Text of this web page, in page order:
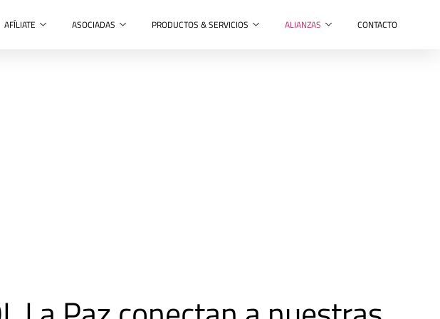
AFÍLIATE ASOCIADAS PRODUCTOS & SERVICIOS ALIANZAS CONTACTO